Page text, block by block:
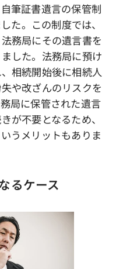
筆証書遺言の保管制
た。この制度では、
務局にその遺言書を
した。法務局に預け
相続開始後に相続人
や改ざんのリスクを
局に保管された遺言
が不要となるため、
うメリットもありま
るケース